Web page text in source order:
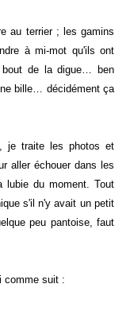
au terrier ; les gamins
à mi-mot qu'ils ont
de la digue… ben
bille… décidément ça
je traite les photos et
aller échouer dans les
du moment. Tout
s'il n'y avait un petit
peu pantoise, faut
comme suit :